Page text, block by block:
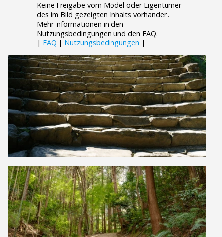
Keine Freigabe vom Model oder Eigentümer
des im Bild gezeigten Inhalts vorhanden.
Mehr informationen in den
Nutzungsbedingungen und den FAQ.
| FAQ | Nutzungsbedingungen |